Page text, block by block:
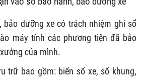
bảo dưỡng xe có trách nhiệm ghi sổ
máy tính các phương tiện đã bảo
của mình.
trữ bao gồm: biển số xe, số khung,